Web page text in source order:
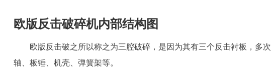
欧版反击破碎机内部结构图
欧版反击破之所以称之为三腔破碎，是因为其有三个反击衬板，多
轴、板锤、机壳、弹簧架等。